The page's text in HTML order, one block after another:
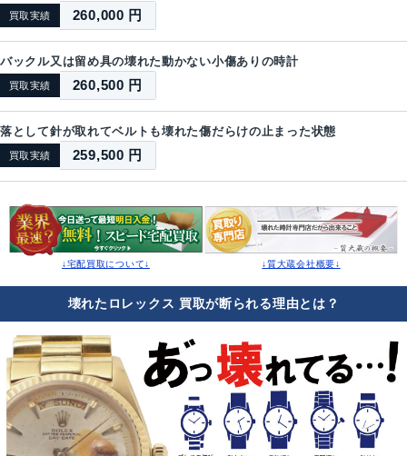
買取実績 260,000 円
バックル又は留め具の壊れた動かない小傷ありの時計
買取実績 260,500 円
落として針が取れてベルトも壊れた傷だらけの止まった状態
買取実績 259,500 円
↓宅配買取について↓ ↓質大蔵会社概要↓
壊れたロレックス 買取が断られる理由とは？